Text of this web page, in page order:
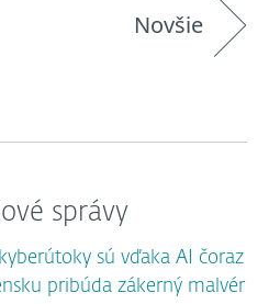
Novšie
správy
sú vďaka AI čoraz
pribúda zákerný malvér